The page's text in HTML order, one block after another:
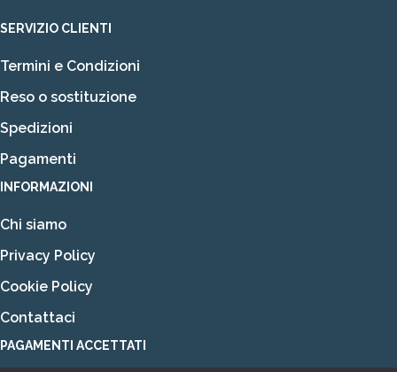
SERVIZIO CLIENTI
Termini e Condizioni
Reso o sostituzione
Spedizioni
Pagamenti
INFORMAZIONI
Chi siamo
Privacy Policy
Cookie Policy
Contattaci
PAGAMENTI ACCETTATI